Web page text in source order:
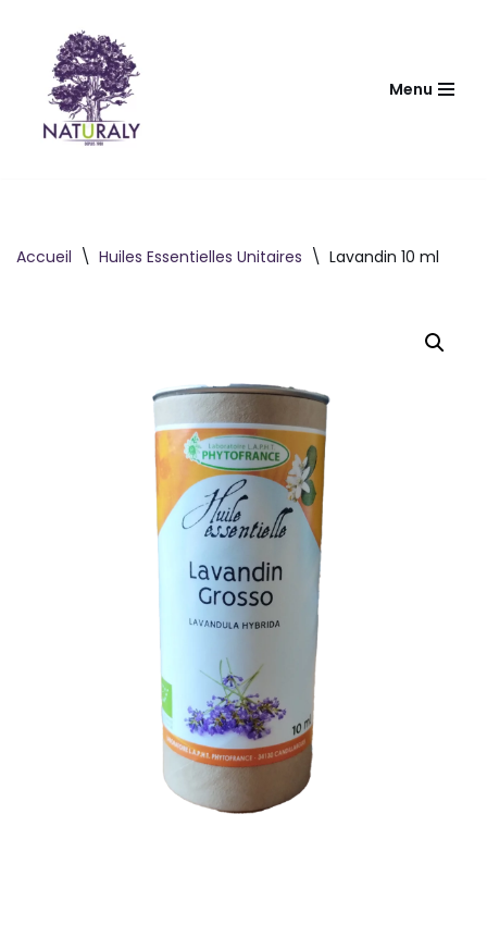
contenu
Menu
Accueil \ Huiles Essentielles Unitaires \ Lavandin 10 ml